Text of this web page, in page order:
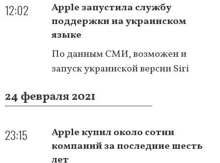
12:02
Apple запустила службу
поддержки на украинском
языке
По данным СМИ, возможен и
запуск украинской версии Siri
24 февраля 2021
23:15
Apple купил около сотни
компаний за последние шесть
лет